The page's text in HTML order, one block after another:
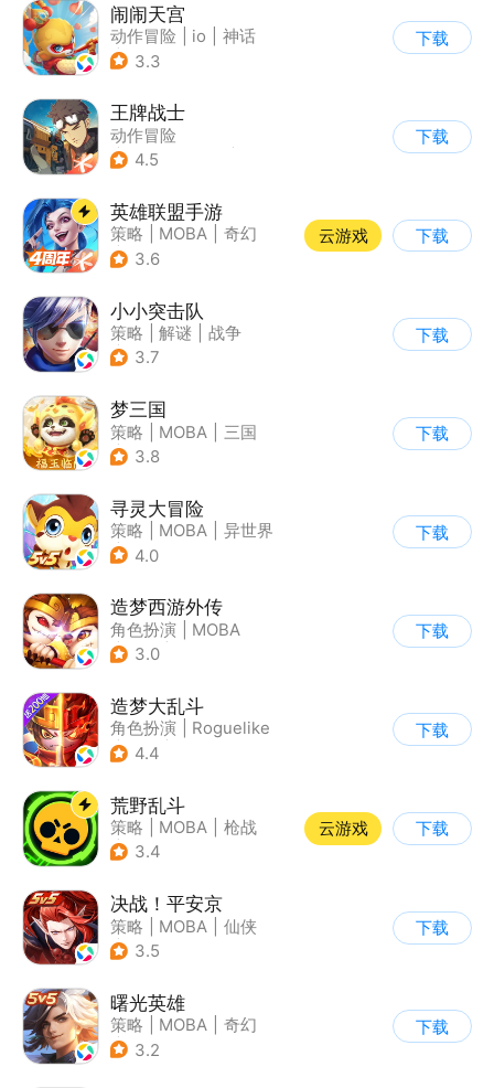
闹闹天宫
动作冒险 io
神话
| 中国风
3.3
下载
王牌战士
动作冒险
| 第一人称射击
4.5
下载
英雄联盟手游
策略 MOBA
奇幻
| 英雄联盟
3.6
云游戏 下载
小小突击队
策略 解谜
战争
| 5v5
3.7
下载
梦三国
策略 MOBA
三国
| 中国风
3.8
下载
寻灵大冒险
策略 MOBA
异世界
| 寻灵大冒险
4.0
下载
造梦西游外传
角色扮演
MOBA
| 西游
3.0
下载
造梦大乱斗
角色扮演
Roguelike
| 西游
4.4
下载
荒野乱斗
策略 MOBA
枪战
| 3v3
3.4
云游戏 下载
决战！平安京
策略 MOBA
仙侠
| 阴阳师
3.5
下载
曙光英雄
策略 MOBA
奇幻
| 5v5
3.2
下载